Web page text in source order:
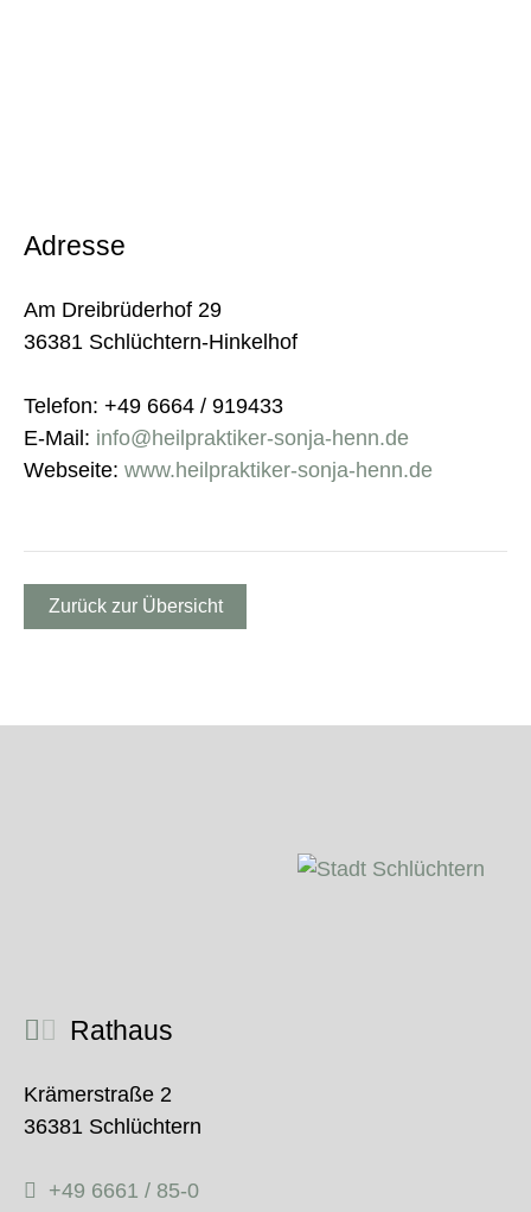
Adresse
Am Dreibrüderhof 29
36381 Schlüchtern-Hinkelhof
Telefon: +49 6664 / 919433
E-Mail: info@heilpraktiker-sonja-henn.de
Webseite: www.heilpraktiker-sonja-henn.de
Zurück zur Übersicht
Rathaus
Krämerstraße 2
36381 Schlüchtern
+49 6661 / 85-0